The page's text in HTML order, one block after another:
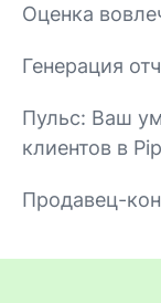
Оценка
Генерация
Пульс: Ваш
клиентов в
Продавец-